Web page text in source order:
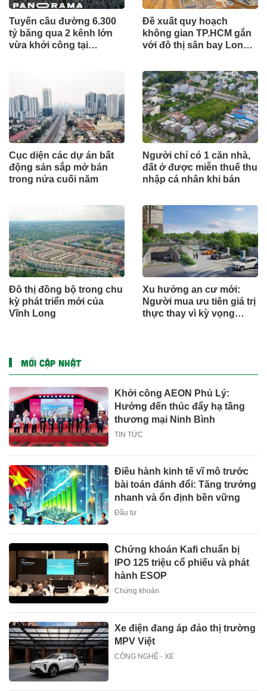
Tuyến cầu đường 6.300
tỷ băng qua 2 kênh lớn
vừa khởi công tại
Đề xuất quy hoạch
không gian TP.HCM gắn
với đô thị sân bay Long
Cục diện các dự án bất
động sản sắp mở bán
trong nửa cuối năm
Người chỉ có 1 căn nhà,
đất ở được miễn thuế thu
nhập cá nhân khi bán
Đô thị đồng bộ trong chu
kỳ phát triển mới của
Vĩnh Long
Xu hướng an cư mới:
Người mua ưu tiên giá trị
thực thay vì kỳ vọng
MỚI CẬP NHẬT
Khởi công AEON Phủ Lý:
Hướng đến thúc đẩy hạ tầng
thương mại Ninh Bình
TIN TỨC
Điều hành kinh tế vĩ mô trước
bài toán đánh đổi: Tăng trưởng
nhanh và ổn định bền vững
Đầu tư
Chứng khoán Kafi chuẩn bị
IPO 125 triệu cổ phiếu và phát
hành ESOP
Chứng khoán
Xe điện đang áp đảo thị trường
MPV Việt
CÔNG NGHỆ - XE